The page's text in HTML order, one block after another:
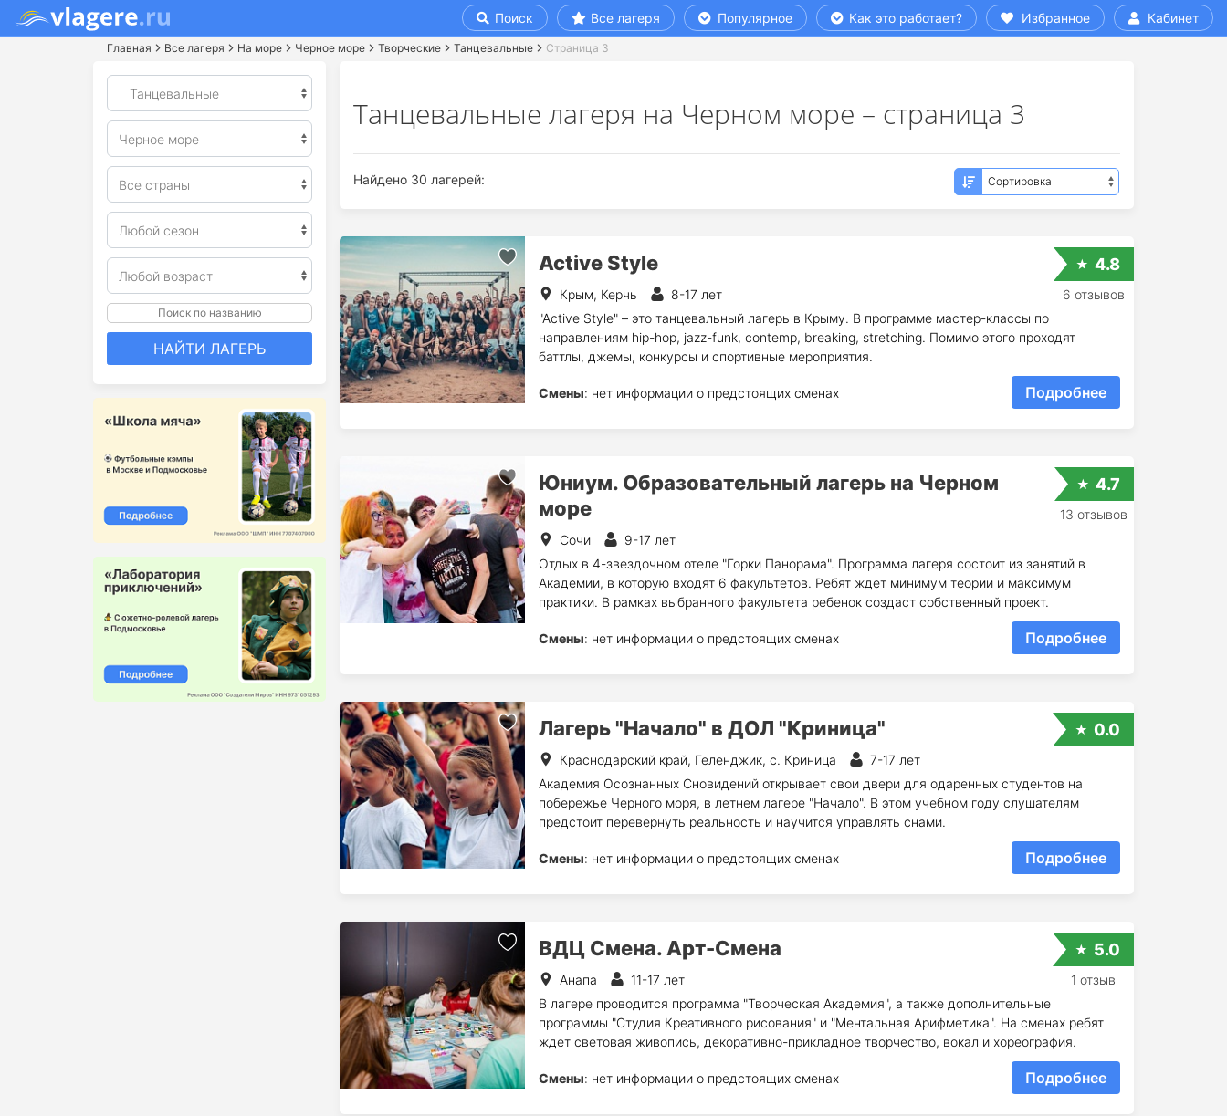
Поиск Все лагеря Популярное Как это работает? Избранное Кабинет
Главная Все лагеря На море Черное море Творческие Танцевальные Страница 3
Поиск по названию
НАЙТИ ЛАГЕРЬ
Танцевальные лагеря на Черном море – страница 3
Найдено 30 лагерей:
Active Style
Крым, Керчь
8-17 лет
"Active Style" – это танцевальный лагерь в Крыму. В программе мастер-классы по
направлениям hip-hop, jazz-funk, contemp, breaking, stretching. Помимо этого проходят
баттлы, джемы, конкурсы и спортивные мероприятия.
Смены: нет информации о предстоящих сменах Подробнее
4.8
6 отзывов
Юниум. Образовательный лагерь на Черном
море
Сочи
9-17 лет
Отдых в 4-звездочном отеле "Горки Панорама". Программа лагеря состоит из занятий в
Академии, в которую входят 6 факультетов. Ребят ждет минимум теории и максимум
практики. В рамках выбранного факультета ребенок создаст собственный проект.
Смены: нет информации о предстоящих сменах Подробнее
4.7
13 отзывов
Лагерь "Начало" в ДОЛ "Криница"
Краснодарский край, Геленджик, с. Криница
7-17 лет
Академия Осознанных Сновидений открывает свои двери для одаренных студентов на
побережье Черного моря, в летнем лагере "Начало". В этом учебном году слушателям
предстоит перевернуть реальность и научится управлять снами.
Смены: нет информации о предстоящих сменах Подробнее
0.0
ВДЦ Смена. Арт-Смена
Анапа
11-17 лет
В лагере проводится программа "Творческая Академия", а также дополнительные
программы "Студия Креативного рисования" и "Ментальная Арифметика". На сменах ребят
ждет световая живопись, декоративно-прикладное творчество, вокал и хореография.
Смены: нет информации о предстоящих сменах Подробнее
5.0
1 отзыв